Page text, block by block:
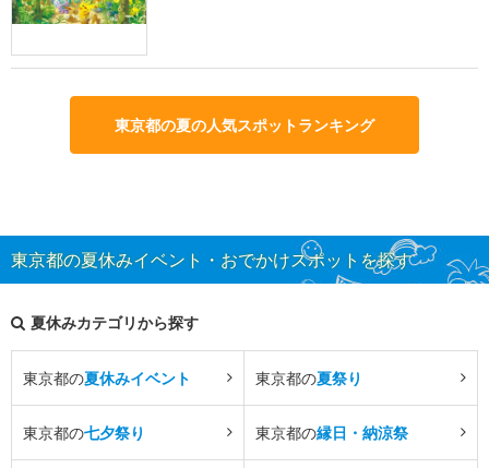
東京都の夏の人気スポットランキング
東京都の夏休みイベント・おでかけスポットを探す
夏休みカテゴリから探す
東京都の夏休みイベント 東京都の夏祭り
東京都の七夕祭り 東京都の縁日・納涼祭